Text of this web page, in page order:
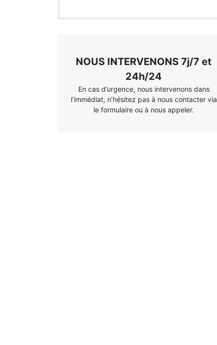
NOUS INTERVENONS 7j/7 et
24h/24
En cas d’urgence, nous intervenons dans
l’immédiat, n’hésitez pas à nous contacter via
le formulaire ou à nous appeler.